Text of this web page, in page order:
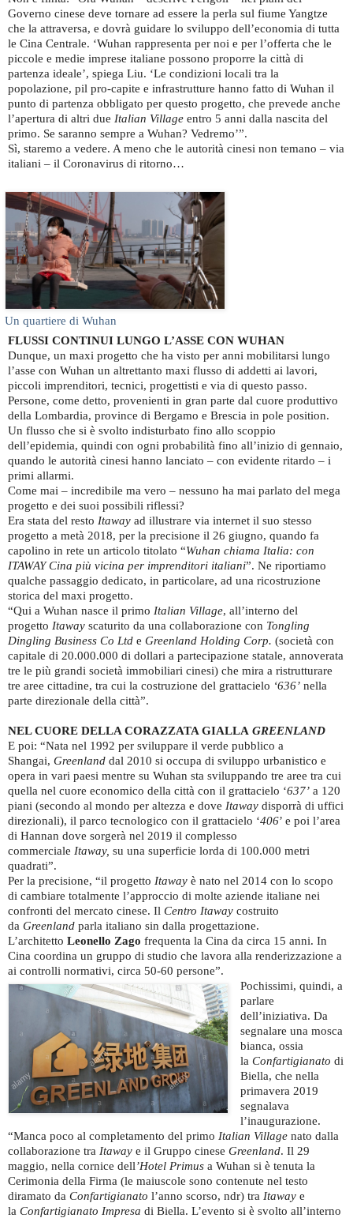
Governo cinese deve tornare ad essere la perla sul fiume Yangtze
che la attraversa, e dovrà guidare lo sviluppo dell’economia di tutta
le Cina Centrale. ‘Wuhan rappresenta per noi e per l’offerta che le
piccole e medie imprese italiane possono proporre la città di
partenza ideale’, spiega Liu. ‘Le condizioni locali tra la
popolazione, pil pro-capite e infrastrutture hanno fatto di Wuhan il
punto di partenza obbligato per questo progetto, che prevede anche
l’apertura di altri due Italian Village entro 5 anni dalla nascita del
primo. Se saranno sempre a Wuhan? Vedremo’”.
Sì, staremo a vedere. A meno che le autorità cinesi non temano – via
italiani – il Coronavirus di ritorno…
Un quartiere di Wuhan
FLUSSI CONTINUI LUNGO L’ASSE CON WUHAN
Dunque, un maxi progetto che ha visto per anni mobilitarsi lungo
l’asse con Wuhan un altrettanto maxi flusso di addetti ai lavori,
piccoli imprenditori, tecnici, progettisti e via di questo passo.
Persone, come detto, provenienti in gran parte dal cuore produttivo
della Lombardia, province di Bergamo e Brescia in pole position.
Un flusso che si è svolto indisturbato fino allo scoppio
dell’epidemia, quindi con ogni probabilità fino all’inizio di gennaio,
quando le autorità cinesi hanno lanciato – con evidente ritardo – i
primi allarmi.
Come mai – incredibile ma vero – nessuno ha mai parlato del mega
progetto e dei suoi possibili riflessi?
Era stata del resto Itaway ad illustrare via internet il suo stesso
progetto a metà 2018, per la precisione il 26 giugno, quando fa
capolino in rete un articolo titolato “Wuhan chiama Italia: con
ITAWAY Cina più vicina per imprenditori italiani”. Ne riportiamo
qualche passaggio dedicato, in particolare, ad una ricostruzione
storica del maxi progetto.
“Qui a Wuhan nasce il primo Italian Village, all’interno del
progetto Itaway scaturito da una collaborazione con Tongling
Dingling Business Co Ltd e Greenland Holding Corp. (società con
capitale di 20.000.000 di dollari a partecipazione statale, annoverata
tre le più grandi società immobiliari cinesi) che mira a ristrutturare
tre aree cittadine, tra cui la costruzione del grattacielo ‘636’ nella
parte direzionale della città”.
NEL CUORE DELLA CORAZZATA GIALLA GREENLAND
E poi: “Nata nel 1992 per sviluppare il verde pubblico a
Shangai, Greenland dal 2010 si occupa di sviluppo urbanistico e
opera in vari paesi mentre su Wuhan sta sviluppando tre aree tra cui
quella nel cuore economico della città con il grattacielo ‘637’ a 120
piani (secondo al mondo per altezza e dove Itaway disporrà di uffici
direzionali), il parco tecnologico con il grattacielo ‘406’ e poi l’area
di Hannan dove sorgerà nel 2019 il complesso
commerciale Itaway, su una superficie lorda di 100.000 metri
quadrati”.
Per la precisione, “il progetto Itaway è nato nel 2014 con lo scopo
di cambiare totalmente l’approccio di molte aziende italiane nei
confronti del mercato cinese. Il Centro Itaway costruito
da Greenland parla italiano sin dalla progettazione.
L’architetto Leonello Zago frequenta la Cina da circa 15 anni. In
Cina coordina un gruppo di studio che lavora alla renderizzazione a
ai controlli normativi, circa 50-60 persone”.
Pochissimi, quindi, a
parlare
dell’iniziativa. Da
segnalare una mosca
bianca, ossia
la Confartigianato di
Biella, che nella
primavera 2019
segnalava
l’inaugurazione.
“Manca poco al completamento del primo Italian Village nato dalla
collaborazione tra Itaway e il Gruppo cinese Greenland. Il 29
maggio, nella cornice dell’Hotel Primus a Wuhan si è tenuta la
Cerimonia della Firma (le maiuscole sono contenute nel testo
diramato da Confartigianato l’anno scorso, ndr) tra Itaway e
la Confartigianato Impresa di Biella. L’evento si è svolto all’interno